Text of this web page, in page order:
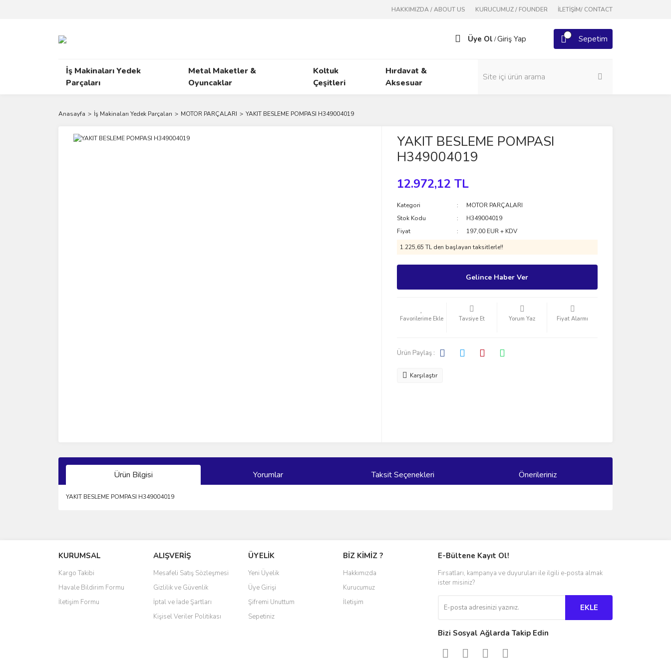
HAKKIMIZDA / ABOUT US KURUCUMUZ / FOUNDER İLETİŞİM/ CONTACT
Üye Ol /Giriş Yap Sepetim
İş Makinaları Yedek
Parçaları
Metal Maketler &
Oyuncaklar
Koltuk
Çeşitleri
Hırdavat &
Aksesuar
Anasayfa İş Makinaları Yedek Parçaları MOTOR PARÇALARI YAKIT BESLEME POMPASI H349004019
YAKIT BESLEME POMPASI
H349004019
12.972,12 TL
Kategori
MOTOR PARÇALARI
Stok Kodu
H349004019
Fiyat
197,00 EUR + KDV
1.225,65 TL den başlayan taksitlerle!!
Gelince Haber Ver
Tavsiye Et Yorum Yaz Fiyat Alarmı
Ürün Paylaş :
Karşılaştır
Ürün Bilgisi Yorumlar Taksit Seçenekleri Önerileriniz
YAKIT BESLEME POMPASI H349004019
Ürün resmi kalitesiz, bozuk veya görüntülenemiyor.
Ürün açıklamasında eksik bilgiler bulunuyor.
Ürün bilgilerinde hatalar bulunuyor.
Ürün fiyatı diğer sitelerden daha pahalı.
Bu ürüne benzer farklı alternatifler olmalı.
KURUMSAL
Kargo Takibi
Havale Bildirim Formu
İletişim Formu
ALIŞVERİŞ
Mesafeli Satış Sözleşmesi
Gizlilik ve Güvenlik
İptal ve İade Şartları
Kişisel Veriler Politikası
ÜYELİK
Yeni Üyelik
Üye Girişi
Şifremi Unuttum
Sepetiniz
BİZ KİMİZ ?
Hakkımızda
Kurucumuz
İletişim
E-Bültene Kayıt Ol!
Fırsatları, kampanya ve duyuruları ile ilgili e-posta almak
ister misiniz?
EKLE
Bizi Sosyal Ağlarda Takip Edin